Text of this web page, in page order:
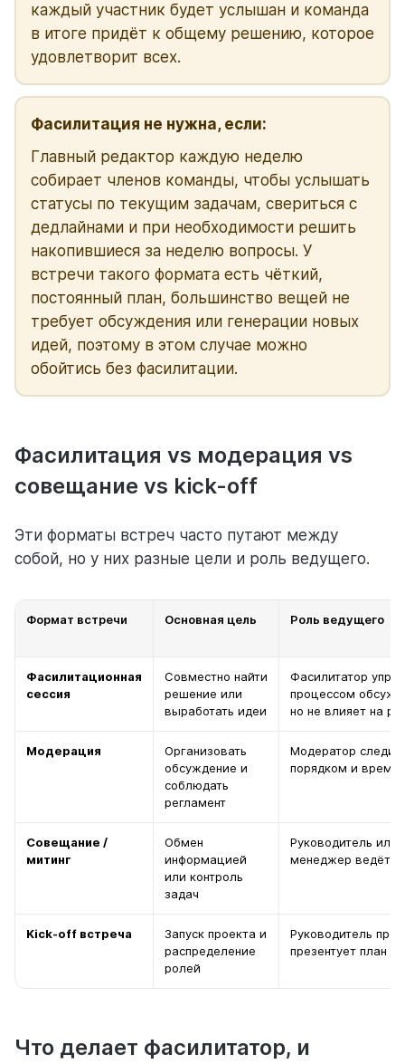
каждый участник будет услышан и команда
в итоге придёт к общему решению, которое
удовлетворит всех.
Фасилитация не нужна, если:
Главный редактор каждую неделю
собирает членов команды, чтобы услышать
статусы по текущим задачам, свериться с
дедлайнами и при необходимости решить
накопившиеся за неделю вопросы. У
встречи такого формата есть чёткий,
постоянный план, большинство вещей не
требует обсуждения или генерации новых
идей, поэтому в этом случае можно
обойтись без фасилитации.
Фасилитация vs модерация vs
совещание vs kick-off
Эти форматы встреч часто путают между
собой, но у них разные цели и роль ведущего.
Формат встречи Основная цель Роль ведущего
Фасилитационная
сессия
Совместно найти
решение или
выработать идеи
Фасилитатор
процессом
но не влияет на
Модерация
Организовать
обсуждение и
соблюдать
регламент
Модератор следит
порядком и
Совещание /
митинг
Обмен
информацией
или контроль
задач
Руководитель или
менеджер ведёт
Kick-off встреча
Запуск проекта и
распределение
ролей
Руководитель
презентует план
Что делает фасилитатор, и